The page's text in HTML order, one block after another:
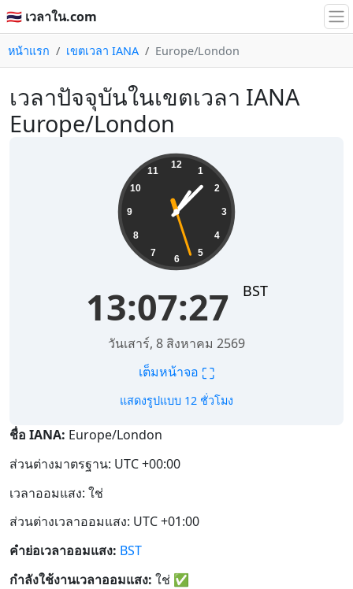
🇹🇭 เวลาใน.com
หน้าแรก เขตเวลา IANA Europe/London
เวลาปัจจุบันในเขตเวลา IANA
Europe/London
12
1
2
3
4
5
6
7
8
9
10
11
13:07:27 BST
วันเสาร์, 8 สิงหาคม 2569
เต็มหน้าจอ ⛶
แสดงรูปแบบ 12 ชั่วโมง
ชื่อ IANA: Europe/London
ส่วนต่างมาตรฐาน: UTC +00:00
เวลาออมแสง: ใช่
ส่วนต่างเวลาออมแสง: UTC +01:00
คำย่อเวลาออมแสง: BST
กำลังใช้งานเวลาออมแสง: ใช่ ✅